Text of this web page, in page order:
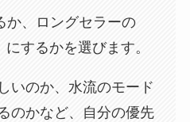
か、ロングセラーの
にするかを選びます。
いのか、水流のモード
のかなど、自分の優先